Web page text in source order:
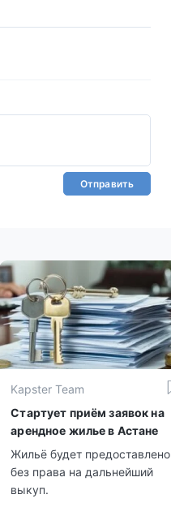
Отправить
Kapster Team
Стартует приём заявок на
арендное жилье в Астане
Жильё будет предоставлено
без права на дальнейший
выкуп.